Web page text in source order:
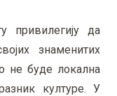
привилегију да
знаменитих
не буде локална
културе. У